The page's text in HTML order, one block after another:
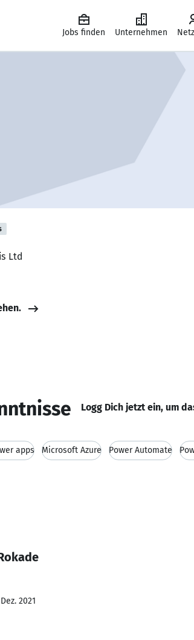
Jobs finden Unternehmen
Ltd
Logg Dich jetzt ein, um
apps Microsoft Azure Power Automate
2021